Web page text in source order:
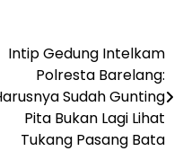
Intip Gedung Intelkam
Polresta Barelang:
Sudah Gunting
Pita Bukan Lagi Lihat
Tukang Pasang Bata